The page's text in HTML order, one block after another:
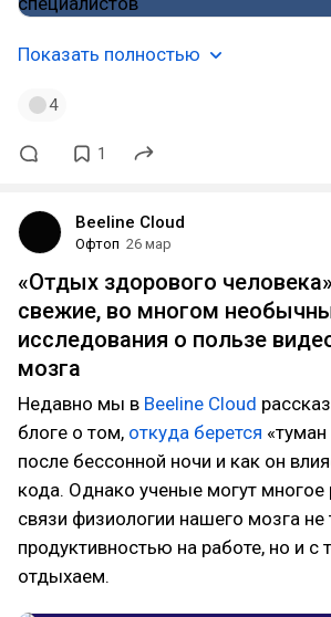
Показать полностью
4
1
Beeline Cloud
Офтоп 26 мар
«Отдых здорового
свежие, во многом
исследования о пользе
мозга
Недавно мы в Beeline Cloud
блоге о том, откуда берется
после бессонной ночи и как он
кода. Однако ученые могут многое
связи физиологии нашего мозга не
продуктивностью на работе, но и с
отдыхаем.